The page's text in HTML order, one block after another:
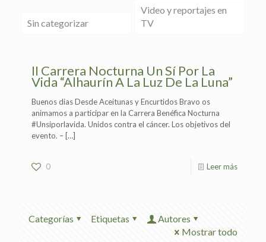
Sin categorizar
Video y reportajes en
TV
II Carrera Nocturna Un Sí Por La
Vida “Alhaurín A La Luz De La Luna”
Buenos dias Desde Aceitunas y Encurtidos Bravo os
animamos a participar en la Carrera Benéfica Nocturna
#Unsiporlavida. Unidos contra el cáncer. Los objetivos del
evento. – […]
0 Leer más
Categorías Etiquetas
Autores
Mostrar todo